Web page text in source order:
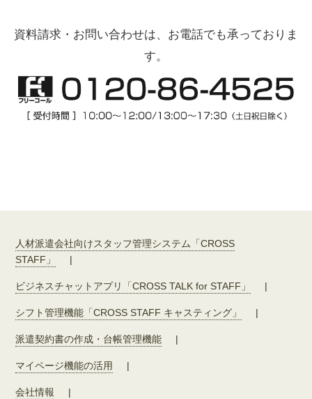
資料請求・お問い合わせは、お電話でも承っておりま
す。
人材派遣会社向けスタッフ管理システム「CROSS
STAFF」
|
ビジネスチャットアプリ「CROSS TALK for STAFF」 |
シフト管理機能「CROSS STAFF キャスティング」 |
派遣契約書の作成・台帳管理機能 |
マイページ機能の活用 |
会社情報 |